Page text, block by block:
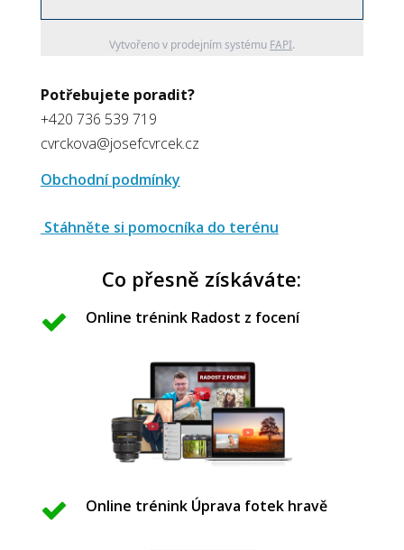
Vytvořeno v prodejním systému FAPI.
Potřebujete poradit?
+420 736 539 719
cvrckova@josefcvrcek.cz
Obchodní podmínky
Stáhněte si pomocníka do terénu
Co přesně získáváte:
Online trénink Radost z focení
Online trénink Úprava fotek hravě